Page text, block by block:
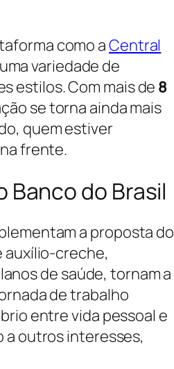
como aCentral
variedade de
estilos. Com mais de8
se torna ainda mais
quem estiver
frente.
Banco do Brasil
a proposta do
auxílio-creche,
de saúde, tornam a
de trabalho
entre vida pessoal e
a outros interesses,